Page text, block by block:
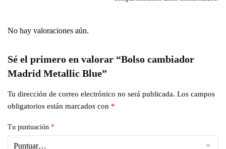
No hay valoraciones aún.
Sé el primero en valorar “Bolso cambiador
Madrid Metallic Blue”
Tu dirección de correo electrónico no será publicada. Los campos
obligatorios están marcados con *
Tu puntuación *